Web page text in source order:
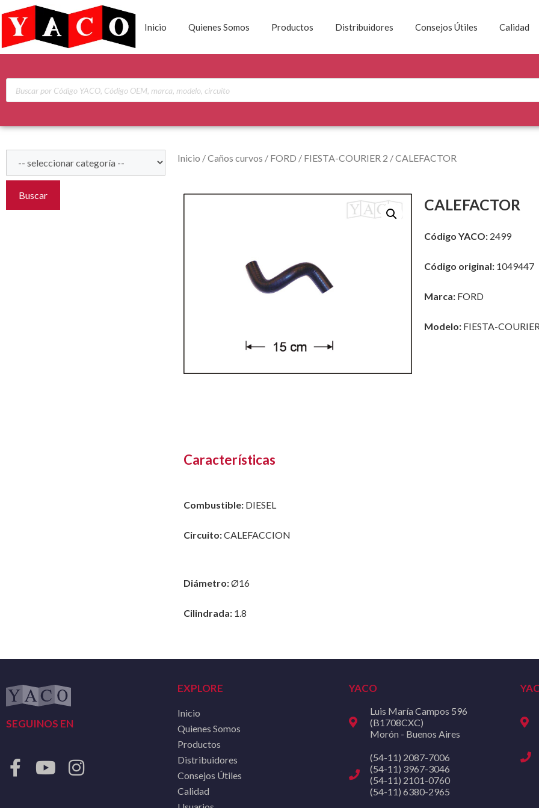
Inicio Quienes Somos Productos Distribuidores Consejos Útiles Calidad
Buscar
Inicio /Caños curvos / FORD / FIESTA-COURIER 2 / CALEFACTOR
CALEFACTOR
Código YACO:2499
Código original:1049447
Marca:FORD
Modelo:FIESTA-
Características
Combustible: DIESEL
Circuito:CALEFACCION
Diámetro:Ø16
Cilindrada: 1.8
SEGUINOS EN
EXPLORE
Inicio
Quienes Somos
Productos
Distribuidores
Consejos Útiles
Calidad
YACO
Luis María Campos 596
(B1708CXC)
Morón - Buenos Aires
(54-11) 2087-7006
(54-11) 3967-3046
(54-11) 2101-0760
(54-11) 6380-2965